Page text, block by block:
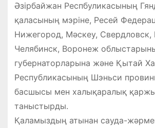
Әзірбайжан Респбуликасының
қаласының мэріне, Ресей
Нижегород, Мәскеу, Свердловск,
Челябинск, Воронеж
губернаторларына және Қытай
Республикасының Шэньси
басшысы мен халықаралық
таныстырды.
Қаламыздың атынан сауда-